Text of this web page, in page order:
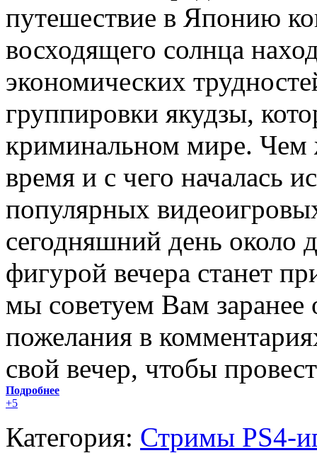
путешествие в Японию
восходящего солнца
экономических
группировки якудзы,
криминальном мире. Чем
время и с чего началась
популярных
сегодняшний день около
фигурой вечера станет
мы советуем Вам заранее
пожелания в
свой вечер, чтобы
Подробнее
+5
Категория: Стримы PS4-